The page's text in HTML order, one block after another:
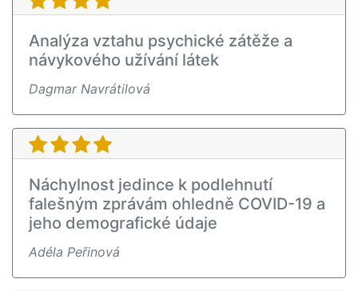
Analýza vztahu psychické zátěže a
návykového užívání látek
Dagmar Navrátilová
Náchylnost jedince k podlehnutí
falešným zprávám ohledně COVID-19 a
jeho demografické údaje
Adéla Peřinová